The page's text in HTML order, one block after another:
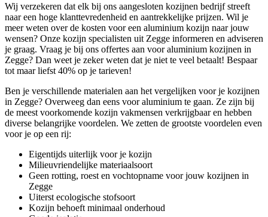
Wij verzekeren dat elk bij ons aangesloten kozijnen bedrijf streeft
naar een hoge klanttevredenheid en aantrekkelijke prijzen. Wil je
meer weten over de kosten voor een aluminium kozijn naar jouw
wensen? Onze kozijn specialisten uit Zegge informeren en adviseren
je graag. Vraag je bij ons offertes aan voor aluminium kozijnen in
Zegge? Dan weet je zeker weten dat je niet te veel betaalt! Bespaar
tot maar liefst 40% op je tarieven!
Ben je verschillende materialen aan het vergelijken voor je kozijnen
in Zegge? Overweeg dan eens voor aluminium te gaan. Ze zijn bij
de meest voorkomende kozijn vakmensen verkrijgbaar en hebben
diverse belangrijke voordelen. We zetten de grootste voordelen even
voor je op een rij:
Eigentijds uiterlijk voor je kozijn
Milieuvriendelijke materiaalsoort
Geen rotting, roest en vochtopname voor jouw kozijnen in
Zegge
Uiterst ecologische stofsoort
Kozijn behoeft minimaal onderhoud